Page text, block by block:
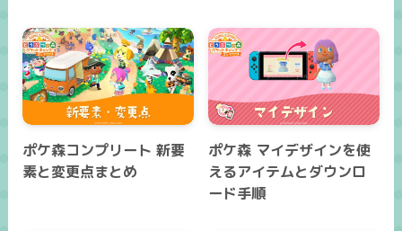
ポケ森コンプリート 新要
素と変更点まとめ
ポケ森 マイデザインを使
えるアイテムとダウンロ
ード手順